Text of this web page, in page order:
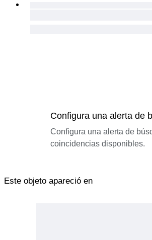
Configura una alerta de
Configura una alerta de
coincidencias disponibles.
Este objeto apareció en